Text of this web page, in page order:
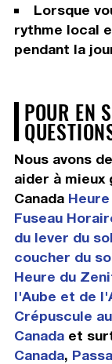
Lorsque
rythme local
pendant la
POUR EN
Nous avons
aider à mieux
Canada
Fuseau
du lever du
coucher du
Heure du
l'Aube et de
Crépuscule
Canadaet
Canada,